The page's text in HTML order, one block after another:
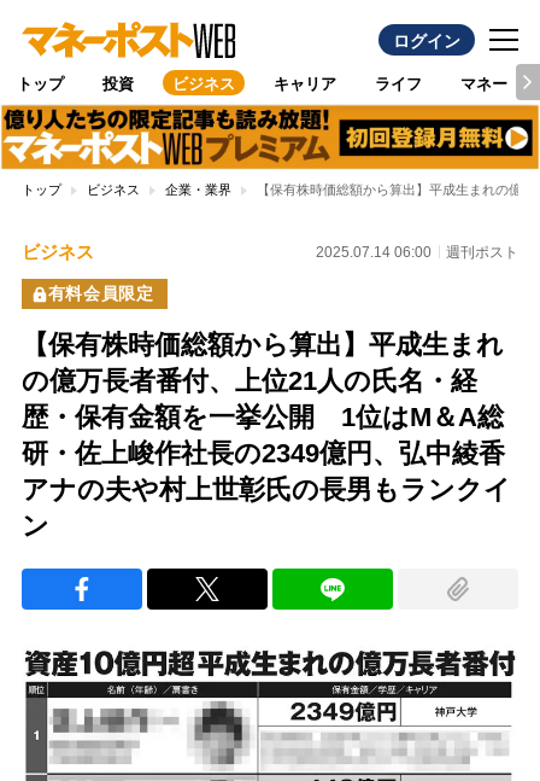
ログイン
トップ 投資 ビジネス キャリア ライフ マネー
トップ ビジネス 企業・業界 【保有株時価総額から算出】平成生まれの億
ビジネス 2025.07.14 06:00 週刊ポスト
有料会員限定
【保有株時価総額から算出】平成生まれ
の億万長者番付、上位21人の氏名・経
歴・保有金額を一挙公開 1位はM＆A総
研・佐上峻作社長の2349億円、弘中綾香
アナの夫や村上世彰氏の長男もランクイ
ン